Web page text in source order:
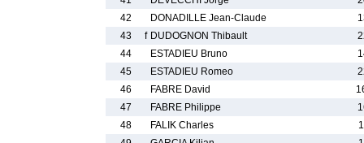
42
DONADILLE Jean-Claude
43
f DUDOGNON Thibault
44
ESTADIEU Bruno
45
ESTADIEU Romeo
46
FABRE David
47
FABRE Philippe
48
FALIK Charles